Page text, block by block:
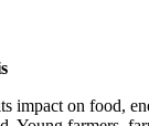
impact on food,